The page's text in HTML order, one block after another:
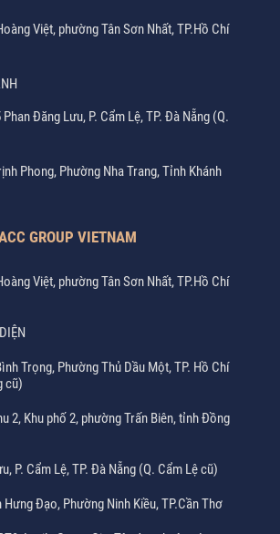
Việt, phường Tân Sơn Nhất, TP.Hồ Chí
Đăng Lưu, P. Cẩm Lệ, TP. Đà Nẵng (Q.
Phong, Phường Nha Trang, Tỉnh Khánh
GROUP VIETNAM
Việt, phường Tân Sơn Nhất, TP.Hồ Chí
Trọng, Phường Thủ Dầu Một, TP. Hồ Chí
cũ)
2, Khu phố 2, phường Trấn Biên, tỉnh Đồng
P. Cẩm Lệ, TP. Đà Nẵng (Q. Cẩm Lệ cũ)
Hưng Đạo, Phường Ninh Kiều, TP.Cần Thơ